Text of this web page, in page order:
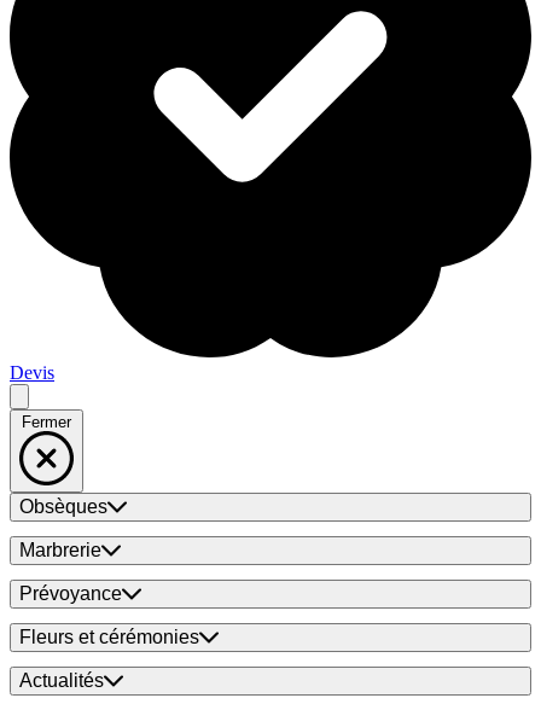
Devis
Fermer
Obsèques
Marbrerie
Prévoyance
Fleurs et cérémonies
Actualités